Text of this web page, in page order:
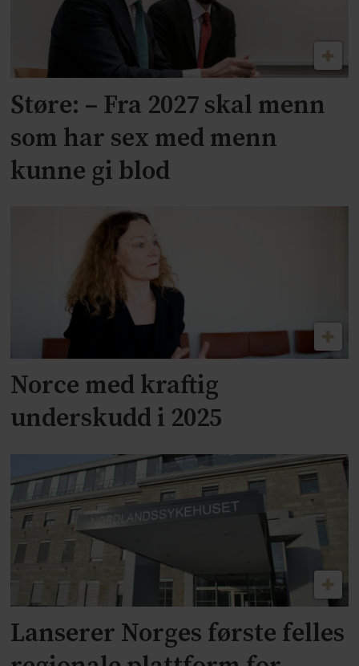
Støre: – Fra 2027 skal menn
som har sex med menn
kunne gi blod
Norce med kraftig
underskudd i 2025
Lanserer Norges første felles